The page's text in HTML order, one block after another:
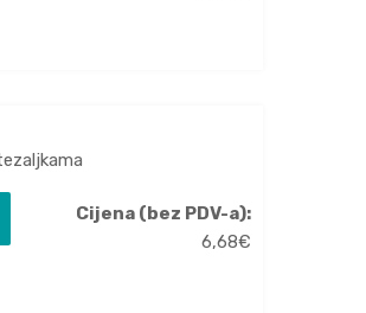
Cijena (bez PDV-a):
6,68€